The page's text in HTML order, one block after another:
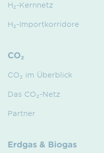
H₂-Kernnetz
H₂-Importkorridore
CO₂
CO₂ im Überblick
Das CO₂-Netz
Partner
Erdgas & Biogas